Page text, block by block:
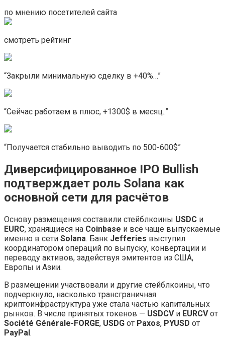
по мнению посетителей сайта
смотреть рейтинг
“Закрыли минимальную сделку в +40%…”
“Сейчас работаем в плюс, +1300$ в месяц..”
“Получается стабильно выводить по 500-600$”
Диверсифицированное IPO Bullish
подтверждает роль Solana как
основной сети для расчётов
Основу размещения составили стейблкоины USDC и
EURC, хранящиеся на Coinbase и всё чаще выпускаемые
именно в сети Solana. Банк Jefferies выступил
координатором операций по выпуску, конвертации и
переводу активов, задействуя эмитентов из США,
Европы и Азии.
В размещении участвовали и другие стейблкоины, что
подчеркнуло, насколько трансграничная
криптоинфраструктура уже стала частью капитальных
рынков. В числе принятых токенов — USDCVи EURCVот
Société Générale-FORGE, USDG от Paxos, PYUSD от
PayPal.